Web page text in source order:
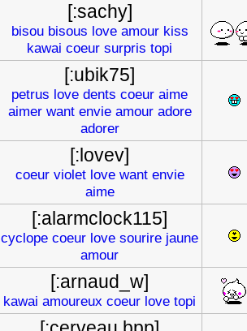
[:sachy]
bisou bisous love amour kiss
kawai coeur surpris topi
[:ubik75]
petrus love dents coeur aime
aimer want envie amour adore
adorer
[:lovev]
coeur violet love want envie
aime
[:alarmclock115]
cyclope coeur love sourire jaune
amour
[:arnaud_w]
kawai amoureux coeur love topi